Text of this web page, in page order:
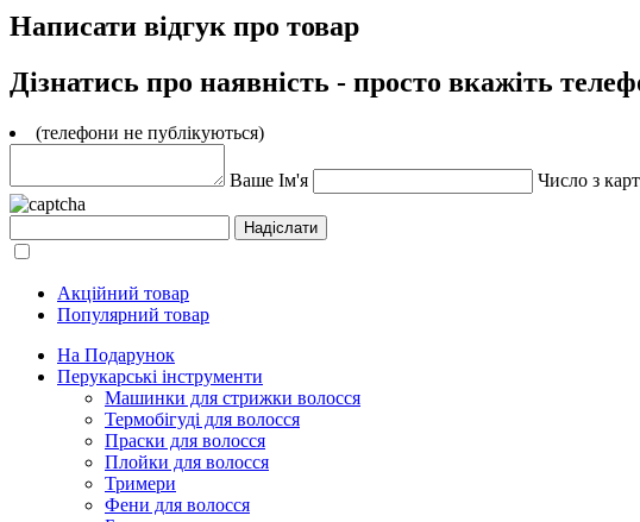
Написати відгук про товар
Дізнатись про наявність - просто вкажіть
(телефони не публікуються)
Ваше Ім'я Число з
Акційний товар
Популярний товар
На Подарунок
Перукарські інструменти
Машинки для стрижки волосся
Термобігуді для волосся
Праски для волосся
Плойки для волосся
Тримери
Фени для волосся